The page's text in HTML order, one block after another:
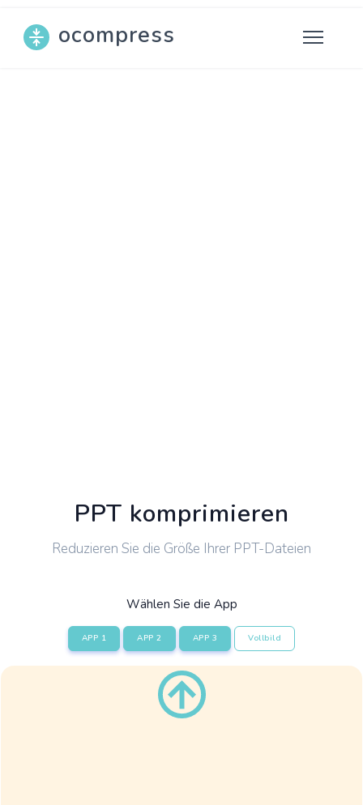
ocompress
PPT komprimieren
Reduzieren Sie die Größe Ihrer PPT-Dateien
Wählen Sie die App
APP 1 APP 2 APP 3 Vollbild